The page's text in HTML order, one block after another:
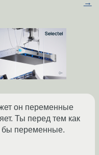
→
он переменные
Ты перед тем как
бы переменные.